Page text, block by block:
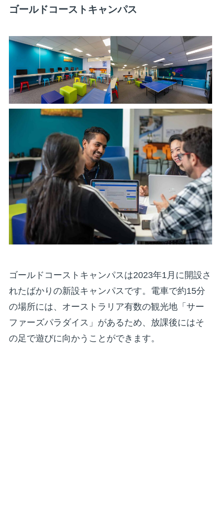
ゴールドコーストキャンパス
ゴールドコーストキャンパスは2023年1月に開設さ
れたばかりの新設キャンパスです。電車で約15分
の場所には、オーストラリア有数の観光地「サー
ファーズパラダイス」があるため、放課後にはそ
の足で遊びに向かうことができます。